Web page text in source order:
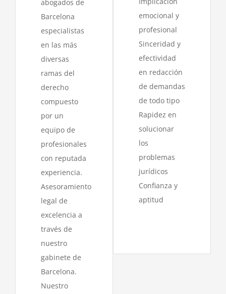
abogados de
Barcelona
especialistas
en las más
diversas
ramas del
derecho
compuesto
por un
equipo de
profesionales
con reputada
experiencia.
Asesoramiento
legal de
excelencia a
través de
nuestro
gabinete de
Barcelona.
Nuestro
emocional y
profesional
Sinceridad y
efectividad
en redacción
de demandas
de todo tipo
Rapidez en
solucionar
los
problemas
jurídicos
Confianza y
aptitud